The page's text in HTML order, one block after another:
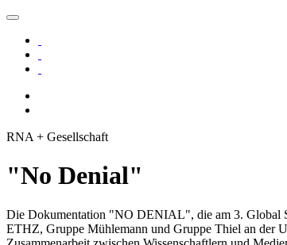
RNA + Gesellschaft
"No Denial"
Die Dokumentation "NO DENIAL", die am 3. Global
ETHZ, Gruppe Mühlemann und Gruppe Thiel an der